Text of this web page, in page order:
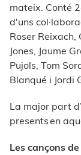
mateix. Conté
d'uns
Roser Reixach,
Jones, Jaume
Pujols, Tom
Blanqué i Jordi
La major part
presents en
Les cançons de